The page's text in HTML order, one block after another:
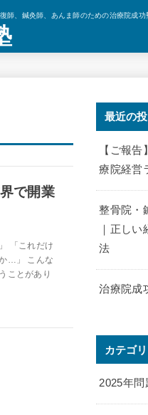
師、鍼灸師、あんま師のための治療院成功
で開業
「これだけ
…」 こんな
ことがあり
最近の
【ご報
療院経営
整骨院・
｜正し
法
治療院成
カテゴ
2025年問